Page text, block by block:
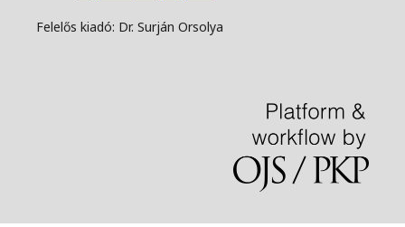
Felelős kiadó: Dr. Surján Orsolya